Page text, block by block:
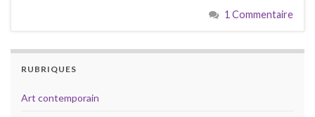
1 Commentaire
RUBRIQUES
Art contemporain